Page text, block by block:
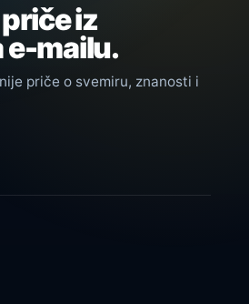
iz
e-mailu.
priče o svemiru, znanosti i